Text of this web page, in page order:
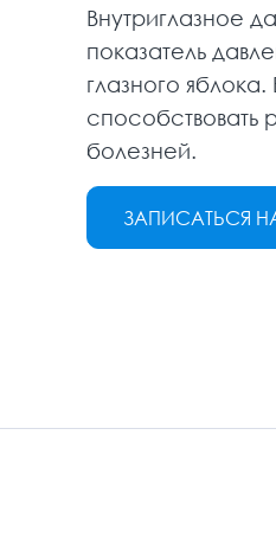
Внутриглазное
показатель
глазного
способствовать
болезней.
ЗАПИСАТЬСЯ